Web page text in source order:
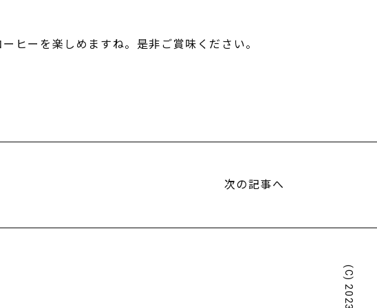
ヒーを楽しめますね。是非ご賞味ください。
次の記事へ